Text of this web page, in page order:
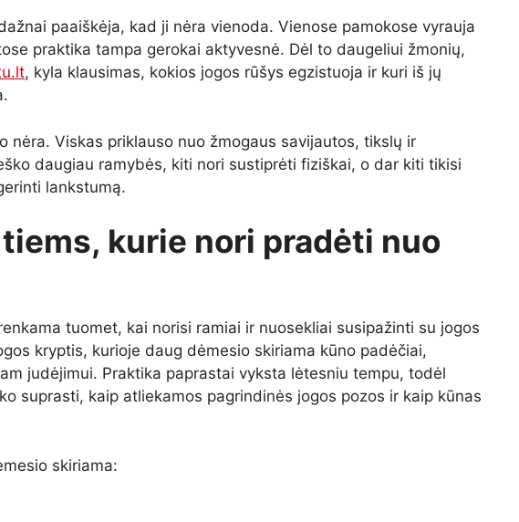
paaiškėja, kad ji nėra vienoda. Vienose pamokose vyrauja
praktika tampa gerokai aktyvesnė. Dėl to daugeliui žmonių,
, kyla klausimas, kokios jogos rūšys egzistuoja ir kuri iš jų
nėra. Viskas priklauso nuo žmogaus savijautos, tikslų ir
daugiau ramybės, kiti nori sustiprėti fiziškai, o dar kiti tikisi
lankstumą.
kurie nori pradėti nuo
tuomet, kai norisi ramiai ir nuosekliai susipažinti su jogos
kryptis, kurioje daug dėmesio skiriama kūno padėčiai,
judėjimui. Praktika paprastai vyksta lėtesniu tempu, todėl
suprasti, kaip atliekamos pagrindinės jogos pozos ir kaip kūnas
skiriama: